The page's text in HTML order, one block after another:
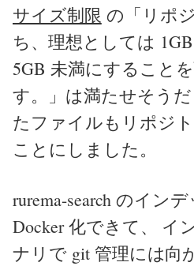
サイズ制限 の「リポ
ち、理想としては
5GB 未満にすること
す。」は満たせそう
たファイルもリポジ
ことにしました。
rurema-search のイン
Docker 化できて、 イ
ナリで git 管理には向